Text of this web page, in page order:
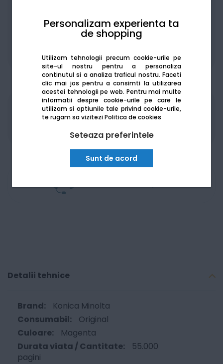
Personalizam experienta ta
de shopping
Utilizam tehnologii precum cookie-urile pe
site-ul nostru pentru a personaliza
continutul si a analiza traficul nostru. Faceti
clic mai jos pentru a consimti la utilizarea
acestei tehnologii pe web. Pentru mai multe
informatii despre cookie-urile pe care le
utilizam si optiunile tale privind cookie-urile,
te rugam sa viziteziPolitica de cookies
Seteaza preferintele
Sunt de acord
De la: 416.84Lei / lună Vezi detalii
Produsele sunt disponibile pe platforma de
achizitii publiceSEAP/SICAP
Detalii tehnice
Konica Minolta
Original
Magenta
55.000
pagini